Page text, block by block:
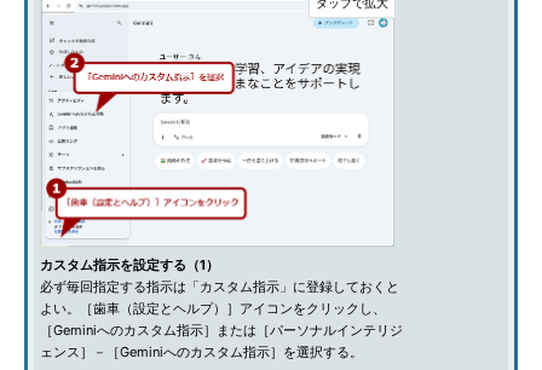
カスタム指示を設定する（1）
必ず毎回指定する指示は「カスタム指示」に登録しておくと
よい。［歯車（設定とヘルプ）］アイコンをクリックし、
［Geminiへのカスタム指示］または［パーソナルインテリジ
ェンス］－［Geminiへのカスタム指示］を選択する。